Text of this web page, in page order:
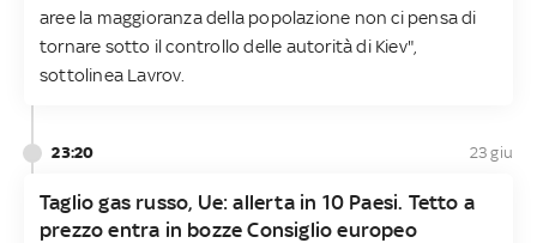
aree la maggioranza della popolazione non ci pensa di
tornare sotto il controllo delle autorità di Kiev",
sottolinea Lavrov.
23:20 23 giu
Taglio gas russo, Ue: allerta in 10 Paesi. Tetto a
prezzo entra in bozze Consiglio europeo